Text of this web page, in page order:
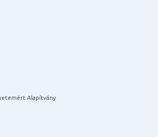
Alapítvány